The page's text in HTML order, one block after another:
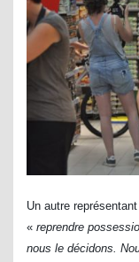
Un autre
« reprendre
nous le décidons.